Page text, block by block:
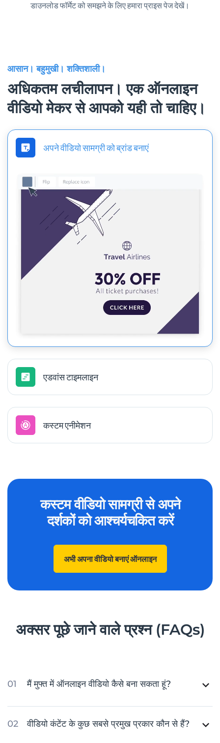
डाउनलोड फॉर्मेट को समझने के लिए हमारा प्राइस पेज देखें।
आसान। बहुमुखी। शक्तिशाली।
अधिकतम लचीलापन। एक ऑनलाइन
वीडियो मेकर से आपको यही तो चाहिए।
अपने वीडियो सामग्री को ब्रांड बनाएं
एडवांस टाइमलाइन
कस्टम एनीमेशन
कस्टम वीडियो सामग्री से अपने
दर्शकों को आश्चर्यचकित करें
अभी अपना वीडियो बनाएं ऑनलाइन
अक्सर पूछे जाने वाले प्रश्न (FAQs)
मैं मुफ्त में ऑनलाइन वीडियो कैसे बना सकता हूं?
वीडियो कंटेंट के कुछ सबसे प्रमुख प्रकार कौन से हैं?